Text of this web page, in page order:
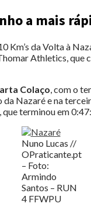
a mais
Km’s da Volta à
Thomar Athletics, que
Colaço , com o
Nazaré e na
, que terminou em
Nuno Lucas //
OPraticante.pt
– Foto:
Armindo
Santos – RUN
4 FFWPU